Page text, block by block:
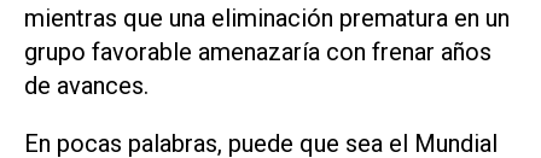
mientras que una eliminación prematura en un
grupo favorable amenazaría con frenar años
de avances.
En pocas palabras, puede que sea el Mundial